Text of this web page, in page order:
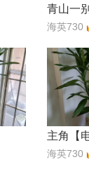
青山一别
海英730
海英730